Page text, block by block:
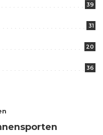
39
31
20
36